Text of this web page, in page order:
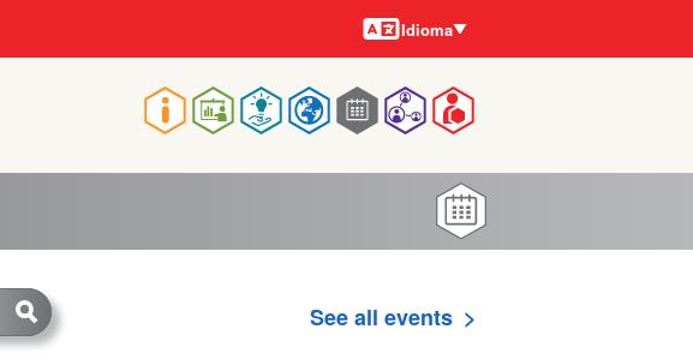
Main
navigation
Idiomas
Idioma
See all events